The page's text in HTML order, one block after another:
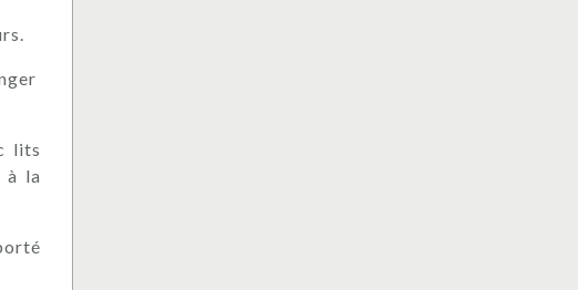
lits
à la